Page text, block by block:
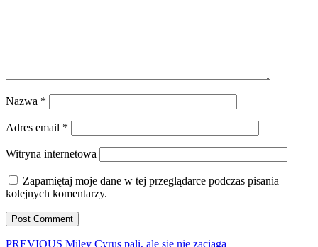
Nazwa *
Adres email *
Witryna internetowa
Zapamiętaj moje dane w tej przeglądarce podczas pisania
kolejnych komentarzy.
PREVIOUS Previous
Miley Cyrus pali, ale się nie zaciąga